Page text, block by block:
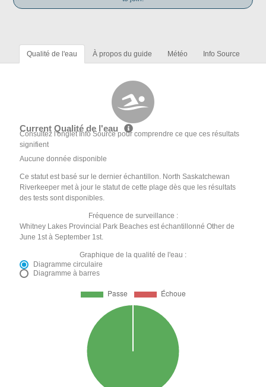
Qualité de l'eau À propos du guide Météo Info Source
Current Qualité de l'eau
Consultez l'onglet Info Source pour comprendre ce que ces résultats
signifient
Aucune donnée disponible
Ce statut est basé sur le dernier échantillon. North Saskatchewan
Riverkeeper met à jour le statut de cette plage dès que les résultats
des tests sont disponibles.
Fréquence de surveillance :
Whitney Lakes Provincial Park Beaches est échantillonné Other de
June 1st à September 1st.
Graphique de la qualité de l'eau :
Diagramme circulaire
Diagramme à barres